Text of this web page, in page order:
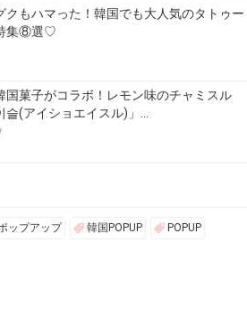
クもハマった！韓国でも大人気のタトゥー
集⑧選♡
国菓子がコラボ！レモン味のチャミスル
슬(アイショエイスル)」…
ップアップ 韓国POPUP POPUP